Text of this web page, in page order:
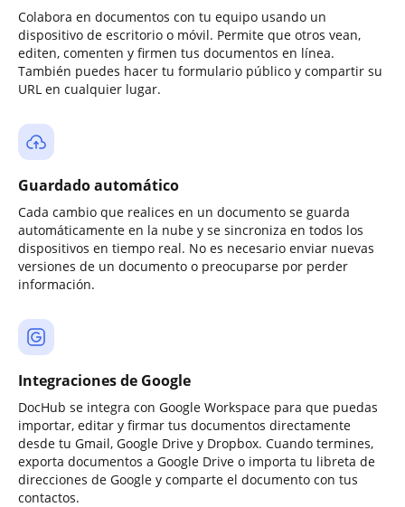
Colabora en documentos con tu equipo usando un
dispositivo de escritorio o móvil. Permite que otros vean,
editen, comenten y firmen tus documentos en línea.
También puedes hacer tu formulario público y compartir su
URL en cualquier lugar.
Guardado automático
Cada cambio que realices en un documento se guarda
automáticamente en la nube y se sincroniza en todos los
dispositivos en tiempo real. No es necesario enviar nuevas
versiones de un documento o preocuparse por perder
información.
Integraciones de Google
DocHub se integra con Google Workspace para que puedas
importar, editar y firmar tus documentos directamente
desde tu Gmail, Google Drive y Dropbox. Cuando termines,
exporta documentos a Google Drive o importa tu libreta de
direcciones de Google y comparte el documento con tus
contactos.